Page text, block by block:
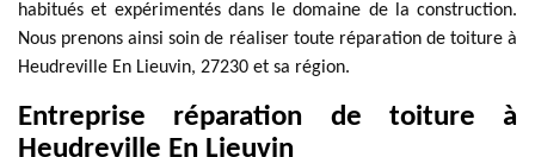
habitués et expérimentés dans le domaine de la construction.
Nous prenons ainsi soin de réaliser toute réparation de toiture à
Heudreville En Lieuvin, 27230 et sa région.
Entreprise réparation de toiture à
Heudreville En Lieuvin